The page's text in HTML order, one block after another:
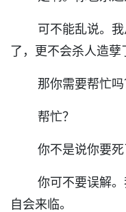
可不能乱说。我
了，更不会杀人造孽
那你需要帮忙吗
帮忙？
你不是说你要死
你可不要误解。
自会来临。